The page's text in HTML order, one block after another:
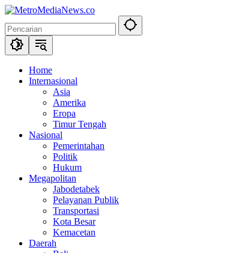
Langsung
konten
Home
Internasional
Asia
Amerika
Eropa
Timur Tengah
Nasional
Pemerintahan
Politik
Hukum
Megapolitan
Jabodetabek
Pelayanan Publik
Transportasi
Kota Besar
Kemacetan
Daerah